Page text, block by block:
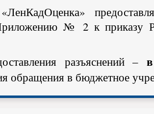
№ 2 к приказу
разъяснений –
обращения в бюджетное